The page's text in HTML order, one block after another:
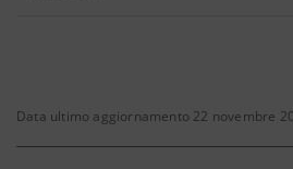
Data ultimo aggiornamento 22 novembre